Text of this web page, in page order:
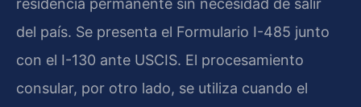
residencia permanente sin necesidad de salir
del país. Se presenta el Formulario I-485 junto
con el I-130 ante USCIS. El procesamiento
consular, por otro lado, se utiliza cuando el